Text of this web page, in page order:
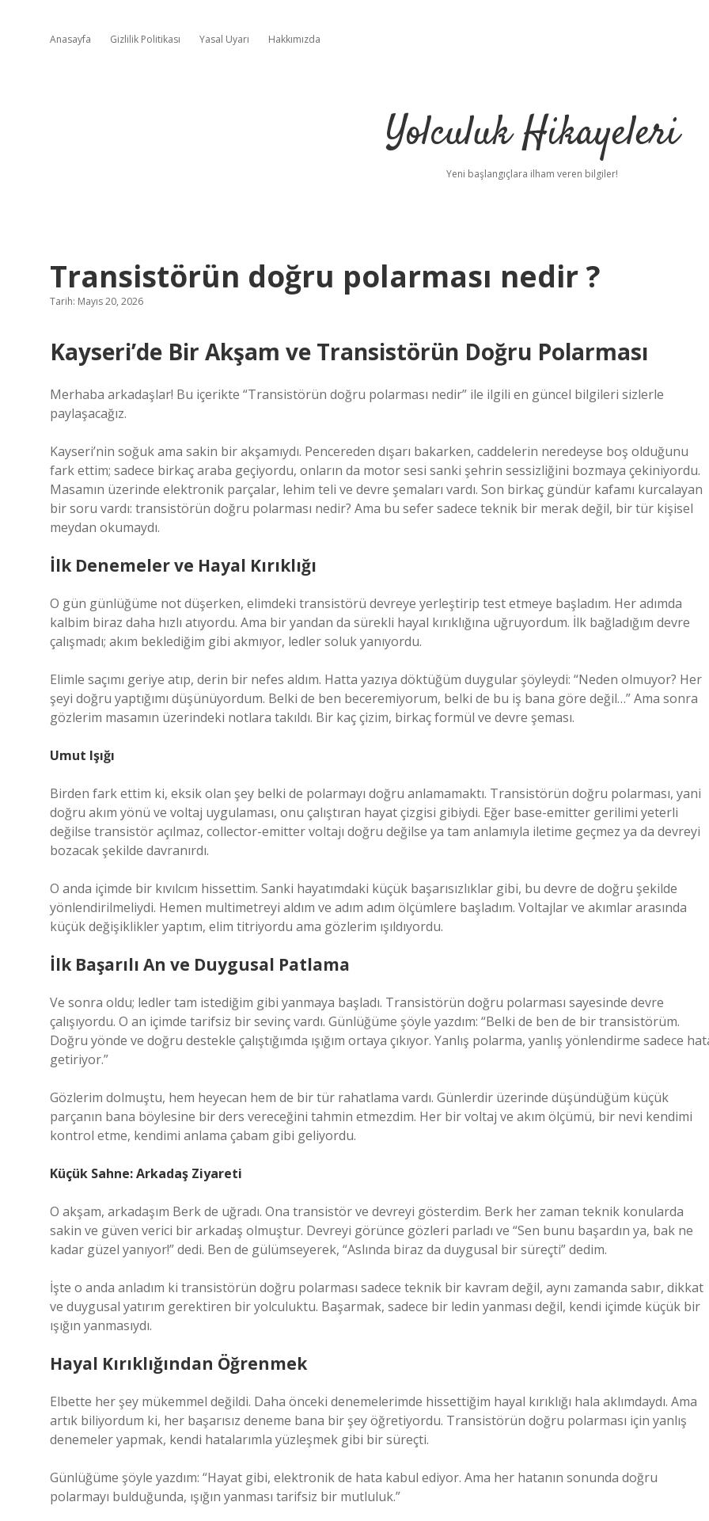
Anasayfa Gizlilik Politikası Yasal Uyarı Hakkımızda
Yolculuk Hikayeleri
Yeni başlangıçlara ilham veren bilgiler!
Transistörün doğru polarması nedir ?
Tarih: Mayıs 20, 2026
Kayseri’de Bir Akşam ve Transistörün Doğru Polarması
Merhaba arkadaşlar! Bu içerikte “Transistörün doğru polarması nedir” ile ilgili en güncel bilgileri sizlerle
paylaşacağız.
Kayseri’nin soğuk ama sakin bir akşamıydı. Pencereden dışarı bakarken, caddelerin neredeyse boş olduğunu
fark ettim; sadece birkaç araba geçiyordu, onların da motor sesi sanki şehrin sessizliğini bozmaya çekiniyordu.
Masamın üzerinde elektronik parçalar, lehim teli ve devre şemaları vardı. Son birkaç gündür kafamı kurcalayan
bir soru vardı: transistörün doğru polarması nedir? Ama bu sefer sadece teknik bir merak değil, bir tür kişisel
meydan okumaydı.
İlk Denemeler ve Hayal Kırıklığı
O gün günlüğüme not düşerken, elimdeki transistörü devreye yerleştirip test etmeye başladım. Her adımda
kalbim biraz daha hızlı atıyordu. Ama bir yandan da sürekli hayal kırıklığına uğruyordum. İlk bağladığım devre
çalışmadı; akım beklediğim gibi akmıyor, ledler soluk yanıyordu.
Elimle saçımı geriye atıp, derin bir nefes aldım. Hatta yazıya döktüğüm duygular şöyleydi: “Neden olmuyor? Her
şeyi doğru yaptığımı düşünüyordum. Belki de ben beceremiyorum, belki de bu iş bana göre değil…” Ama sonra
gözlerim masamın üzerindeki notlara takıldı. Bir kaç çizim, birkaç formül ve devre şeması.
Umut Işığı
Birden fark ettim ki, eksik olan şey belki de polarmayı doğru anlamamaktı. Transistörün doğru polarması, yani
doğru akım yönü ve voltaj uygulaması, onu çalıştıran hayat çizgisi gibiydi. Eğer base-emitter gerilimi yeterli
değilse transistör açılmaz, collector-emitter voltajı doğru değilse ya tam anlamıyla iletime geçmez ya da devreyi
bozacak şekilde davranırdı.
O anda içimde bir kıvılcım hissettim. Sanki hayatımdaki küçük başarısızlıklar gibi, bu devre de doğru şekilde
yönlendirilmeliydi. Hemen multimetreyi aldım ve adım adım ölçümlere başladım. Voltajlar ve akımlar arasında
küçük değişiklikler yaptım, elim titriyordu ama gözlerim ışıldıyordu.
İlk Başarılı An ve Duygusal Patlama
Ve sonra oldu; ledler tam istediğim gibi yanmaya başladı. Transistörün doğru polarması sayesinde devre
çalışıyordu. O an içimde tarifsiz bir sevinç vardı. Günlüğüme şöyle yazdım: “Belki de ben de bir transistörüm.
Doğru yönde ve doğru destekle çalıştığımda ışığım ortaya çıkıyor. Yanlış polarma, yanlış yönlendirme sadece
getiriyor.”
Gözlerim dolmuştu, hem heyecan hem de bir tür rahatlama vardı. Günlerdir üzerinde düşündüğüm küçük
parçanın bana böylesine bir ders vereceğini tahmin etmezdim. Her bir voltaj ve akım ölçümü, bir nevi kendimi
kontrol etme, kendimi anlama çabam gibi geliyordu.
Küçük Sahne: Arkadaş Ziyareti
O akşam, arkadaşım Berk de uğradı. Ona transistör ve devreyi gösterdim. Berk her zaman teknik konularda
sakin ve güven verici bir arkadaş olmuştur. Devreyi görünce gözleri parladı ve “Sen bunu başardın ya, bak ne
kadar güzel yanıyor!” dedi. Ben de gülümseyerek, “Aslında biraz da duygusal bir süreçti” dedim.
İşte o anda anladım ki transistörün doğru polarması sadece teknik bir kavram değil, aynı zamanda sabır, dikkat
ve duygusal yatırım gerektiren bir yolculuktu. Başarmak, sadece bir ledin yanması değil, kendi içimde küçük bir
ışığın yanmasıydı.
Hayal Kırıklığından Öğrenmek
Elbette her şey mükemmel değildi. Daha önceki denemelerimde hissettiğim hayal kırıklığı hala aklımdaydı. Ama
artık biliyordum ki, her başarısız deneme bana bir şey öğretiyordu. Transistörün doğru polarması için yanlış
denemeler yapmak, kendi hatalarımla yüzleşmek gibi bir süreçti.
Günlüğüme şöyle yazdım: “Hayat gibi, elektronik de hata kabul ediyor. Ama her hatanın sonunda doğru
polarmayı bulduğunda, ışığın yanması tarifsiz bir mutluluk.”